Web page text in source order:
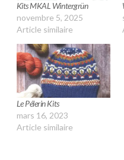
Kits MKAL Wintergrün
novembre 5, 2025
Article similaire
Le Pélerin Kits
mars 16, 2023
Article similaire